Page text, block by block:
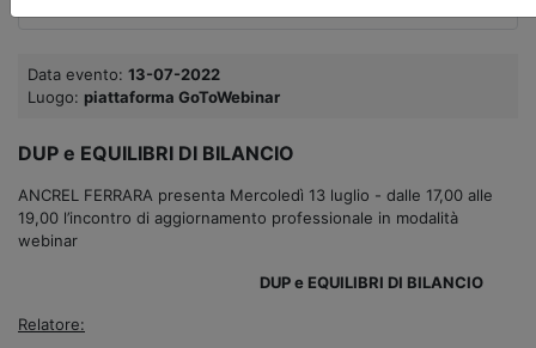
Data evento: 13-07-2022
Luogo: piattaforma GoToWebinar
DUP e EQUILIBRI DI BILANCIO
ANCREL FERRARA presenta Mercoledì 13 luglio - dalle 17,00 alle
19,00 l’incontro di aggiornamento professionale in modalità
webinar
DUP e EQUILIBRI DI BILANCIO
Relatore: